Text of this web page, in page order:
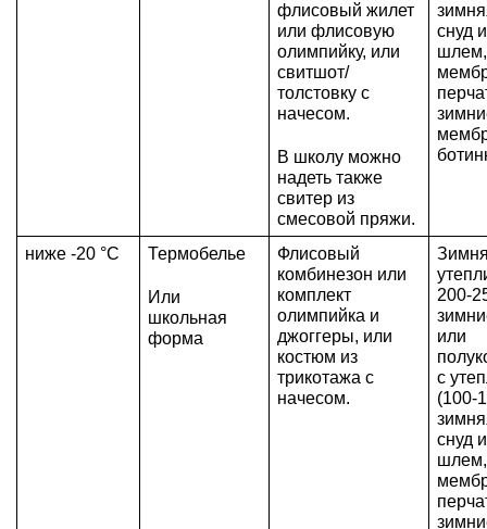
флисовый жилет
или флисовую
олимпийку, или
свитшот/
толстовку с
начесом.
В школу можно
надеть также
свитер из
смесовой пряжи.
снуд
шлем,
ниже -20 °C Термобелье
Или
школьная
форма
Флисовый
комбинезон или
комплект
олимпийка и
джоггеры, или
костюм из
трикотажа с
начесом.
200-
или
с
(100-
снуд
шлем,